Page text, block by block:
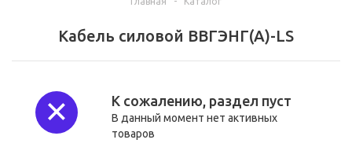
Кабель силовой ВВГЭНГ(А)-LS
К сожалению, раздел пуст
В данный момент нет активных
товаров